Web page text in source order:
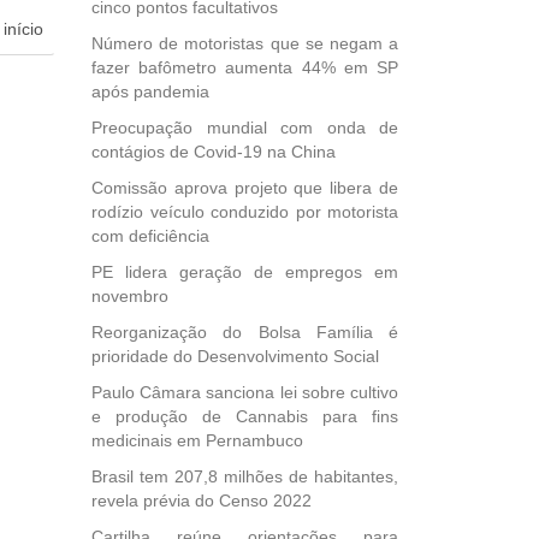
início
cinco pontos facultativos
Número de motoristas que se negam a
fazer bafômetro aumenta 44% em SP
após pandemia
Preocupação mundial com onda de
contágios de Covid-19 na China
Comissão aprova projeto que libera de
rodízio veículo conduzido por motorista
com deficiência
PE lidera geração de empregos em
novembro
Reorganização do Bolsa Família é
prioridade do Desenvolvimento Social
Paulo Câmara sanciona lei sobre cultivo
e produção de Cannabis para fins
medicinais em Pernambuco
Brasil tem 207,8 milhões de habitantes,
revela prévia do Censo 2022